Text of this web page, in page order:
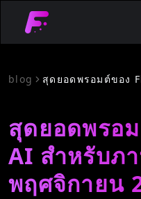
blog
สุดยอดพรอ
AI สำหรับภ
พฤศจิกายน